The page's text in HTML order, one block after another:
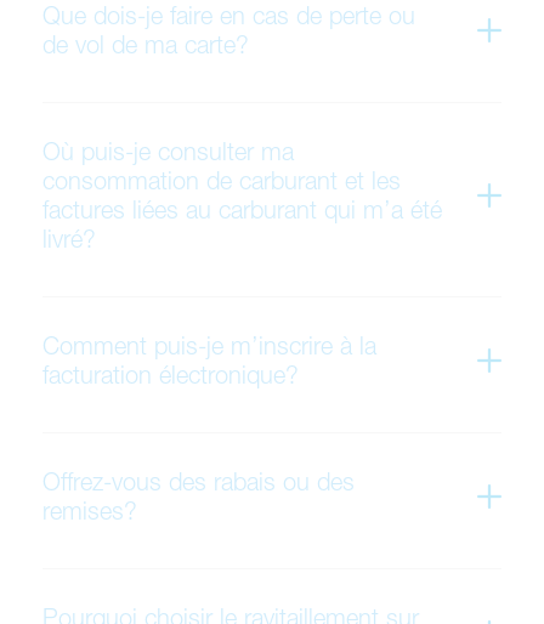
Que dois-je faire en cas de perte ou
de vol de ma carte?
Où puis-je consulter ma
consommation de carburant et les
factures liées au carburant qui m’a été
livré?
Comment puis-je m’inscrire à la
facturation électronique?
Offrez-vous des rabais ou des
remises?
Pourquoi choisir le ravitaillement sur